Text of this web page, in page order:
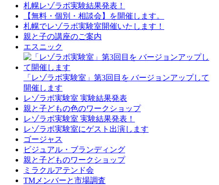
札幌レゾラボ実験結果発表！
【無料・個別・相談会】を開催します。
札幌でレゾラボ実験室開催いたします！
親と子の講座のご案内
エスニック
「レゾラボ実験室」第3回目を バージョンアップして
開催します
レゾラボ実験室 実験結果発表
親と子どもの色のワークショップ
レゾラボ実験室 実験結果発表！
レゾラボ実験室にゲスト出演します
ゴージャス
ビジュアル・ブランディング
親と子どものワークショップ
ミラクルアテンド会
TMメンバーと市場調査